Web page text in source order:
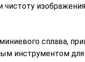
чистоту
сплава,
инструментом